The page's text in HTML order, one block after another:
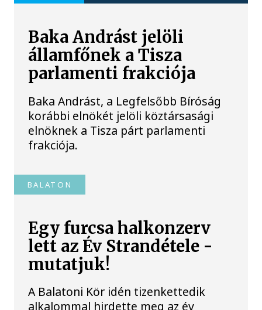
Baka Andrást jelöli
államfőnek a Tisza
parlamenti frakciója
Baka Andrást, a Legfelsőbb Bíróság
korábbi elnökét jelöli köztársasági
elnöknek a Tisza párt parlamenti
frakciója.
BALATON
Egy furcsa halkonzerv
lett az Év Strandétele -
mutatjuk!
A Balatoni Kör idén tizenkettedik
alkalommal hirdette meg az év